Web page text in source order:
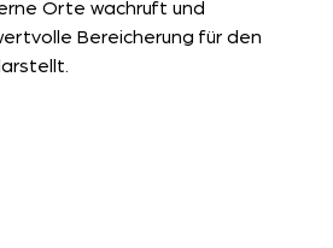
Orte wachruft und
Bereicherung für den